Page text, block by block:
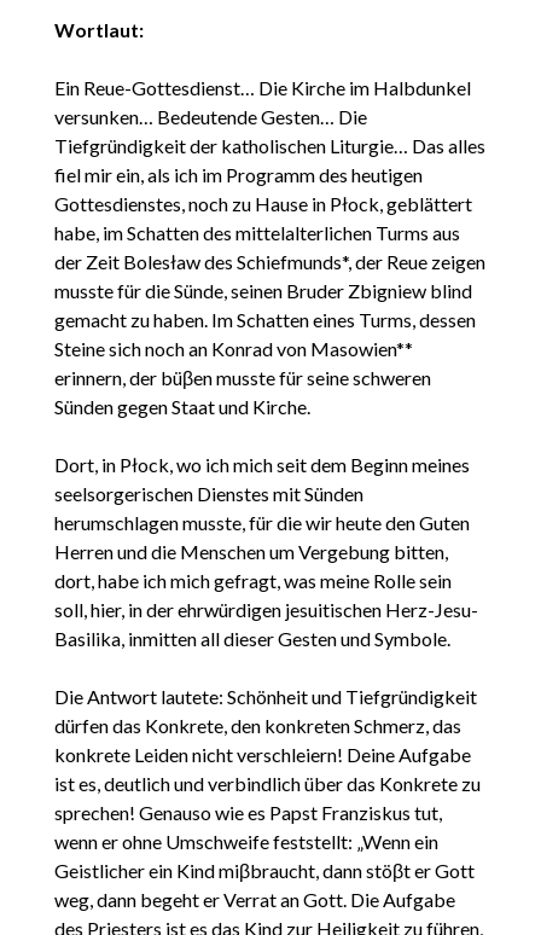
Wortlaut:
Ein Reue-Gottesdienst… Die Kirche im Halbdunkel
versunken… Bedeutende Gesten… Die
Tiefgründigkeit der katholischen Liturgie… Das alles
fiel mir ein, als ich im Programm des heutigen
Gottesdienstes, noch zu Hause in Płock, geblättert
habe, im Schatten des mittelalterlichen Turms aus
der Zeit Bolesław des Schiefmunds*, der Reue zeigen
musste für die Sünde, seinen Bruder Zbigniew blind
gemacht zu haben. Im Schatten eines Turms, dessen
Steine sich noch an Konrad von Masowien**
erinnern, der büβen musste für seine schweren
Sünden gegen Staat und Kirche.
Dort, in Płock, wo ich mich seit dem Beginn meines
seelsorgerischen Dienstes mit Sünden
herumschlagen musste, für die wir heute den Guten
Herren und die Menschen um Vergebung bitten,
dort, habe ich mich gefragt, was meine Rolle sein
soll, hier, in der ehrwürdigen jesuitischen Herz-Jesu-
Basilika, inmitten all dieser Gesten und Symbole.
Die Antwort lautete: Schönheit und Tiefgründigkeit
dürfen das Konkrete, den konkreten Schmerz, das
konkrete Leiden nicht verschleiern! Deine Aufgabe
ist es, deutlich und verbindlich über das Konkrete zu
sprechen! Genauso wie es Papst Franziskus tut,
wenn er ohne Umschweife feststellt: „Wenn ein
Geistlicher ein Kind miβbraucht, dann stöβt er Gott
weg, dann begeht er Verrat an Gott. Die Aufgabe
des Priesters ist es das Kind zur Heiligkeit zu führen,